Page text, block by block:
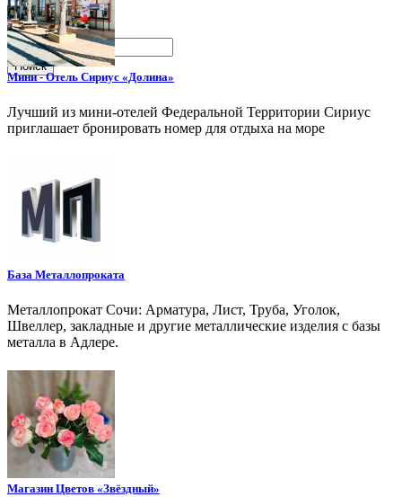
Поиск
Мини - Отель Сириус «Долина»
Лучший из мини-отелей Федеральной Территории Сириус
приглашает бронировать номер для отдыха на море
База Металлопроката
Металлопрокат Сочи: Арматура, Лист, Труба, Уголок,
Швеллер, закладные и другие металлические изделия с базы
металла в Адлере.
Магазин Цветов «Звёздный»